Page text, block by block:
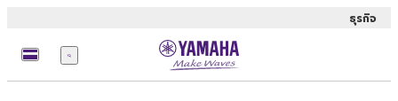
ธุรกิจ
เมนู